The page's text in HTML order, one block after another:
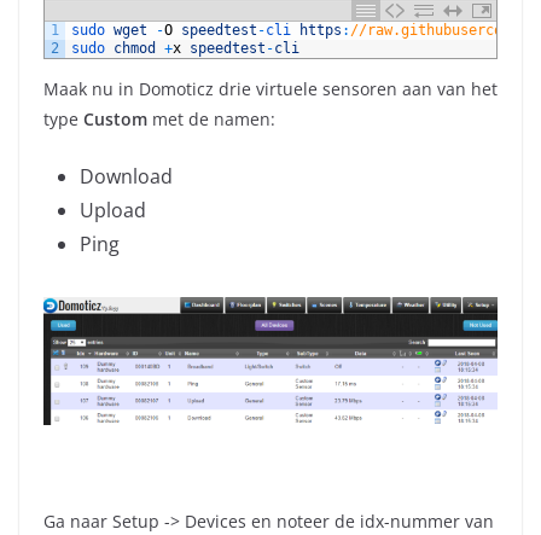
1
2
sudo wget -O speedtest -cli https : //
sudo chmod +x speedtest -cli
Maak nu in Domoticz drie virtuele sensoren aan van het
type Custom met de namen:
Download
Upload
Ping
Ga naar Setup -> Devices en noteer de idx-nummer van